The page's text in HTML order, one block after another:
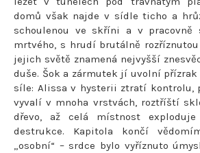
domů však najde v sídle ticho a
schoulenou ve skříni a v pracovně
mrtvého, s hrudí brutálně
jejich světě znamená nejvyšší
duše. Šok a zármutek jí uvolní přízrak
síle: Alissa v hysterii ztratí kontrolu,
vyvalí v mnoha vrstvách, roztříští
dřevo, až celá místnost
destrukce. Kapitola končí
„osobní“ – srdce bylo vyříznuto